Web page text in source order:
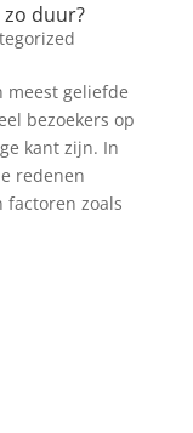
duur?
meest geliefde
bezoekers op
kant zijn. In
redenen
factoren zoals